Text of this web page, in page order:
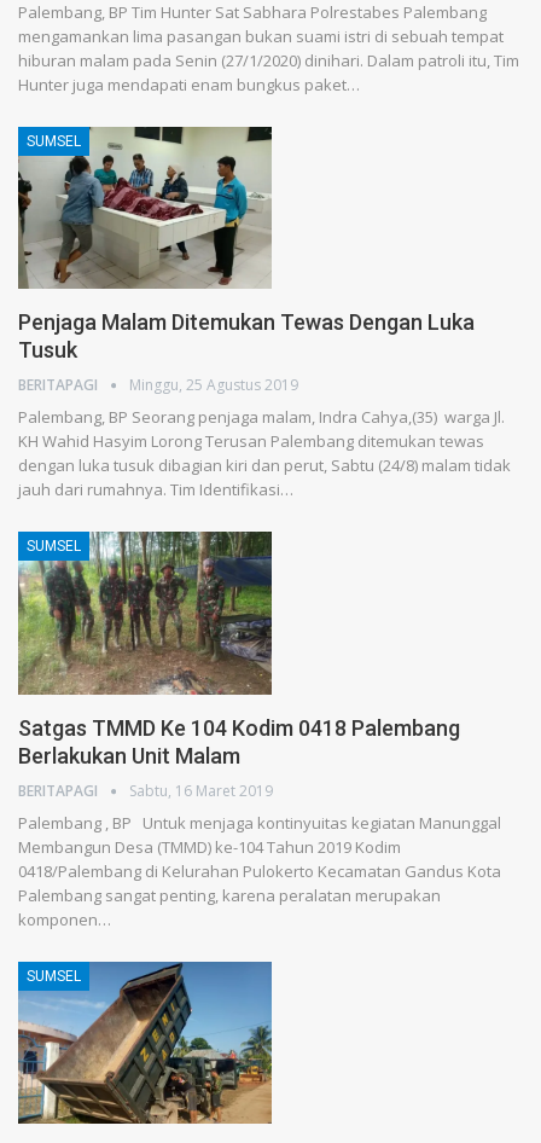
Palembang, BP Tim Hunter Sat Sabhara Polrestabes Palembang
mengamankan lima pasangan bukan suami istri di sebuah tempat
hiburan malam pada Senin (27/1/2020) dinihari. Dalam patroli itu, Tim
Hunter juga mendapati enam bungkus paket…
SUMSEL
Penjaga Malam Ditemukan Tewas Dengan Luka
Tusuk
BERITAPAGI Minggu, 25 Agustus 2019
Palembang, BP Seorang penjaga malam, Indra Cahya,(35) warga Jl.
KH Wahid Hasyim Lorong Terusan Palembang ditemukan tewas
dengan luka tusuk dibagian kiri dan perut, Sabtu (24/8) malam tidak
jauh dari rumahnya. Tim Identifikasi…
SUMSEL
Satgas TMMD Ke 104 Kodim 0418 Palembang
Berlakukan Unit Malam
BERITAPAGI Sabtu, 16 Maret 2019
Palembang , BP Untuk menjaga kontinyuitas kegiatan Manunggal
Membangun Desa (TMMD) ke-104 Tahun 2019 Kodim
0418/Palembang di Kelurahan Pulokerto Kecamatan Gandus Kota
Palembang sangat penting, karena peralatan merupakan
komponen…
SUMSEL